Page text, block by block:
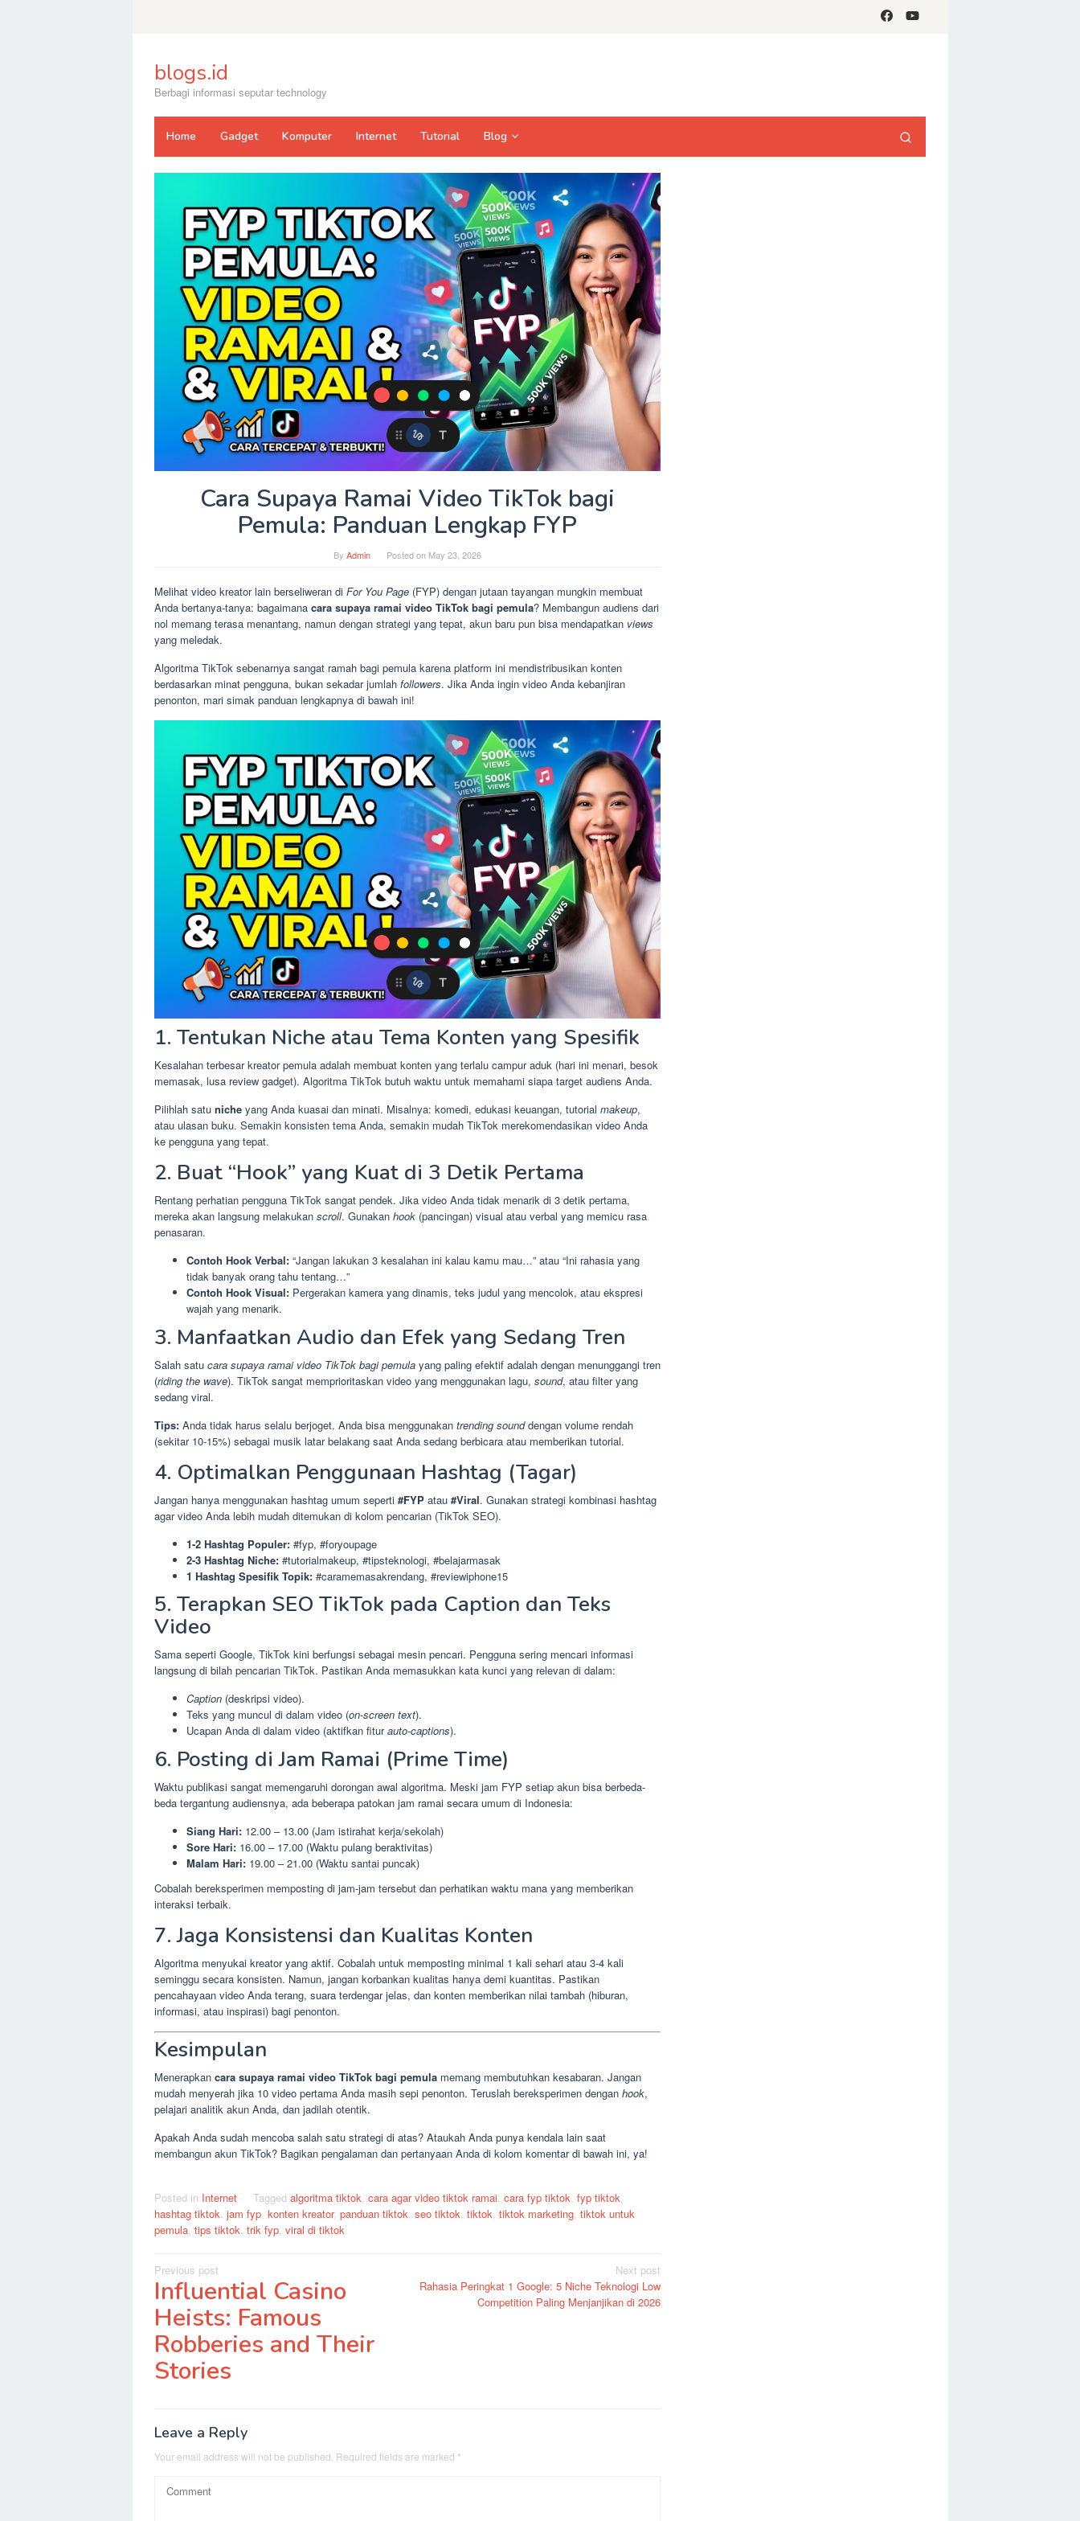
blogs.id
Berbagi informasi seputar technology
Home Gadget Komputer Internet Tutorial Blog
Cara Supaya Ramai Video TikTok bagi
Pemula: Panduan Lengkap FYP
By Admin Posted on May 23, 2026
Melihat video kreator lain berseliweran di For You Page (FYP) dengan jutaan tayangan mungkin membuat
Anda bertanya-tanya: bagaimana cara supaya ramai video TikTok bagi pemula? Membangun audiens dari
nol memang terasa menantang, namun dengan strategi yang tepat, akun baru pun bisa mendapatkan views
yang meledak.
Algoritma TikTok sebenarnya sangat ramah bagi pemula karena platform ini mendistribusikan konten
berdasarkan minat pengguna, bukan sekadar jumlah followers. Jika Anda ingin video Anda kebanjiran
penonton, mari simak panduan lengkapnya di bawah ini!
1. Tentukan Niche atau Tema Konten yang Spesifik
Kesalahan terbesar kreator pemula adalah membuat konten yang terlalu campur aduk (hari ini menari, besok
memasak, lusa review gadget). Algoritma TikTok butuh waktu untuk memahami siapa target audiens Anda.
Pilihlah satu niche yang Anda kuasai dan minati. Misalnya: komedi, edukasi keuangan, tutorial makeup,
atau ulasan buku. Semakin konsisten tema Anda, semakin mudah TikTok merekomendasikan video Anda
ke pengguna yang tepat.
2. Buat “Hook” yang Kuat di 3 Detik Pertama
Rentang perhatian pengguna TikTok sangat pendek. Jika video Anda tidak menarik di 3 detik pertama,
mereka akan langsung melakukan scroll. Gunakan hook (pancingan) visual atau verbal yang memicu rasa
penasaran.
Contoh Hook Verbal: “Jangan lakukan 3 kesalahan ini kalau kamu mau…” atau “Ini rahasia yang
tidak banyak orang tahu tentang…”
Contoh Hook Visual: Pergerakan kamera yang dinamis, teks judul yang mencolok, atau ekspresi
wajah yang menarik.
3. Manfaatkan Audio dan Efek yang Sedang Tren
Salah satu cara supaya ramai video TikTok bagi pemula yang paling efektif adalah dengan menunggangi tren
(riding the wave). TikTok sangat memprioritaskan video yang menggunakan lagu, sound, atau filter yang
sedang viral.
Tips: Anda tidak harus selalu berjoget. Anda bisa menggunakan trending sounddengan volume rendah
(sekitar 10-15%) sebagai musik latar belakang saat Anda sedang berbicara atau memberikan tutorial.
4. Optimalkan Penggunaan Hashtag (Tagar)
Jangan hanya menggunakan hashtag umum seperti #FYP atau #Viral. Gunakan strategi kombinasi hashtag
agar video Anda lebih mudah ditemukan di kolom pencarian (TikTok SEO).
1-2 Hashtag Populer: #fyp, #foryoupage
2-3 Hashtag Niche: #tutorialmakeup, #tipsteknologi, #belajarmasak
1 Hashtag Spesifik Topik: #caramemasakrendang, #reviewiphone15
5. Terapkan SEO TikTok pada Caption dan Teks
Video
Sama seperti Google, TikTok kini berfungsi sebagai mesin pencari. Pengguna sering mencari informasi
langsung di bilah pencarian TikTok. Pastikan Anda memasukkan kata kunci yang relevan di dalam:
Caption (deskripsi video).
Teks yang muncul di dalam video (on-screen text).
Ucapan Anda di dalam video (aktifkan fiturauto-captions).
6. Posting di Jam Ramai (Prime Time)
Waktu publikasi sangat memengaruhi dorongan awal algoritma. Meski jam FYP setiap akun bisa berbeda-
beda tergantung audiensnya, ada beberapa patokan jam ramai secara umum di Indonesia:
Siang Hari: 12.00 – 13.00 (Jam istirahat kerja/sekolah)
Sore Hari: 16.00 – 17.00 (Waktu pulang beraktivitas)
Malam Hari: 19.00 – 21.00 (Waktu santai puncak)
Cobalah bereksperimen memposting di jam-jam tersebut dan perhatikan waktu mana yang memberikan
interaksi terbaik.
7. Jaga Konsistensi dan Kualitas Konten
Algoritma menyukai kreator yang aktif. Cobalah untuk memposting minimal 1 kali sehari atau 3-4 kali
seminggu secara konsisten. Namun, jangan korbankan kualitas hanya demi kuantitas. Pastikan
pencahayaan video Anda terang, suara terdengar jelas, dan konten memberikan nilai tambah (hiburan,
informasi, atau inspirasi) bagi penonton.
Kesimpulan
Menerapkan cara supaya ramai video TikTok bagi pemula memang membutuhkan kesabaran. Jangan
mudah menyerah jika 10 video pertama Anda masih sepi penonton. Teruslah bereksperimen dengan hook,
pelajari analitik akun Anda, dan jadilah otentik.
Apakah Anda sudah mencoba salah satu strategi di atas? Ataukah Anda punya kendala lain saat
membangun akun TikTok? Bagikan pengalaman dan pertanyaan Anda di kolom komentar di bawah ini, ya!
Posted in Internet Tagged algoritma tiktok, cara agar video tiktok ramai, cara fyp tiktok, fyp tiktok,
hashtag tiktok, jam fyp, konten kreator, panduan tiktok, seo tiktok, tiktok, tiktok marketing, tiktok untuk
pemula, tips tiktok, trik fyp, viral di tiktok
Post
navigation
Previous post
Influential Casino
Heists: Famous
Robberies and Their
Stories
Next post
Rahasia Peringkat 1 Google: 5 Niche Teknologi Low
Competition Paling Menjanjikan di 2026
Leave a Reply
Your email address will not be published. Required fields are marked *